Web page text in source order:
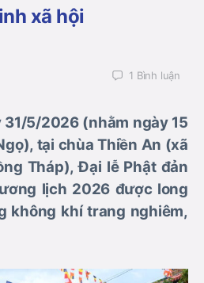
xã hội
1 Bình luận
31/5/2026 (nhằm ngày 15
tại chùa Thiền An (xã
Tháp), Đại lễ Phật đản
lịch 2026 được long
không khí trang nghiêm,